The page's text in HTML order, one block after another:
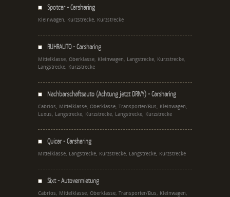
Spotcar - Carsharing
Kleinwagen, Kurzstrecke, Kurzstrecke
RUHRAUTO - Carsharing
Mittelklasse, Oberklasse, Kleinwagen, Langstrecke, Kurzstrecke,
Langstrecke, Kurzstrecke
Nachbarschaftsauto (Achtung jetzt DRIVY) - Carsharing
Cabrios, Mittelklasse, Oberklasse, Transporter/Bus, Kleinwagen,
Luxus, Langstrecke, Kurzstrecke, Langstrecke, Kurzstrecke
Quicar - Carsharing
Mittelklasse, Langstrecke, Kurzstrecke, Langstrecke, Kurzstrecke
Sixt - Autovermietung
Cabrios, Mittelklasse, Oberklasse, Transporter/Bus, Kleinwagen,